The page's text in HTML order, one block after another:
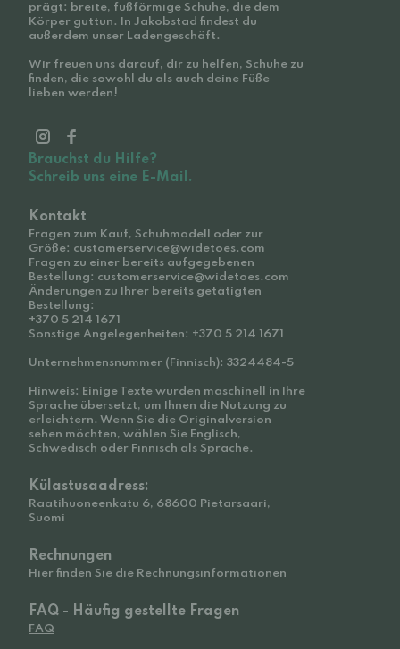
prägt: breite, fußförmige Schuhe, die dem
Körper guttun. In Jakobstad findest du
außerdem unser Ladengeschäft.
Wir freuen uns darauf, dir zu helfen, Schuhe zu
finden, die sowohl du als auch deine Füße
lieben werden!
Brauchst du Hilfe?
Schreib uns eine E-Mail.
Kontakt
Fragen zum Kauf, Schuhmodell oder zur
Größe: customerservice@widetoes.com
Fragen zu einer bereits aufgegebenen
Bestellung: customerservice@widetoes.com
Änderungen zu Ihrer bereits getätigten
Bestellung:
+370 5 214 1671
Sonstige Angelegenheiten: +370 5 214 1671
Unternehmensnummer (Finnisch): 3324484-5
Hinweis: Einige Texte wurden maschinell in Ihre
Sprache übersetzt, um Ihnen die Nutzung zu
erleichtern. Wenn Sie die Originalversion
sehen möchten, wählen Sie Englisch,
Schwedisch oder Finnisch als Sprache.
Külastusaadress:
Raatihuoneenkatu 6, 68600 Pietarsaari,
Suomi
Rechnungen
Hier finden Sie die Rechnungsinformationen
FAQ - Häufig gestellte Fragen
FAQ